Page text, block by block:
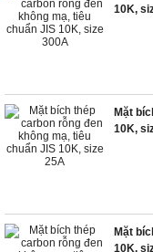
10K,
Mặt
10K,
Mặt
10K,